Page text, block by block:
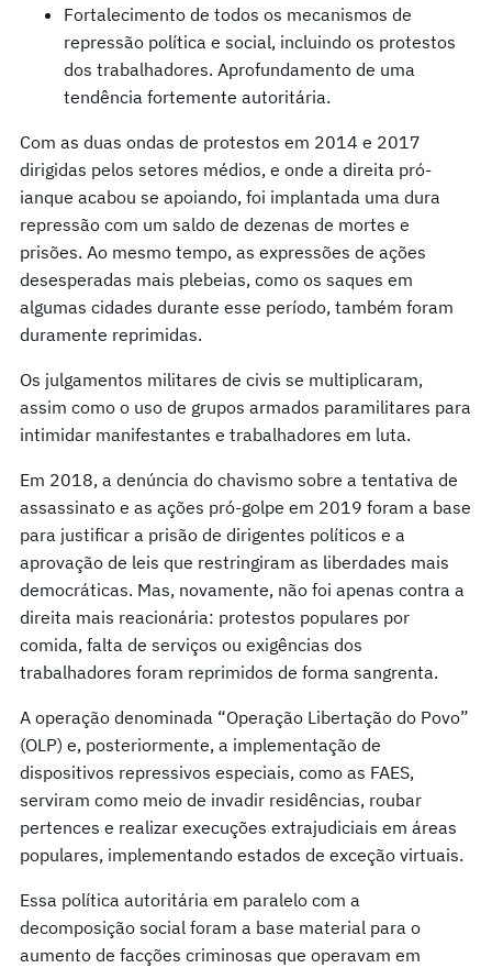
Fortalecimento de todos os mecanismos de
repressão política e social, incluindo os protestos
dos trabalhadores. Aprofundamento de uma
tendência fortemente autoritária.
Com as duas ondas de protestos em 2014 e 2017
dirigidas pelos setores médios, e onde a direita pró-
ianque acabou se apoiando, foi implantada uma dura
repressão com um saldo de dezenas de mortes e
prisões. Ao mesmo tempo, as expressões de ações
desesperadas mais plebeias, como os saques em
algumas cidades durante esse período, também foram
duramente reprimidas.
Os julgamentos militares de civis se multiplicaram,
assim como o uso de grupos armados paramilitares para
intimidar manifestantes e trabalhadores em luta.
Em 2018, a denúncia do chavismo sobre a tentativa de
assassinato e as ações pró-golpe em 2019 foram a base
para justificar a prisão de dirigentes políticos e a
aprovação de leis que restringiram as liberdades mais
democráticas. Mas, novamente, não foi apenas contra a
direita mais reacionária: protestos populares por
comida, falta de serviços ou exigências dos
trabalhadores foram reprimidos de forma sangrenta.
A operação denominada “Operação Libertação do Povo”
(OLP) e, posteriormente, a implementação de
dispositivos repressivos especiais, como as FAES,
serviram como meio de invadir residências, roubar
pertences e realizar execuções extrajudiciais em áreas
populares, implementando estados de exceção virtuais.
Essa política autoritária em paralelo com a
decomposição social foram a base material para o
aumento de facções criminosas que operavam em